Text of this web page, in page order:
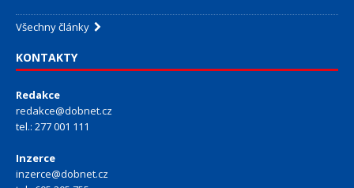
Všechny články
KONTAKTY
Redakce
redakce@dobnet.cz
tel.: 277 001 111
Inzerce
inzerce@dobnet.cz